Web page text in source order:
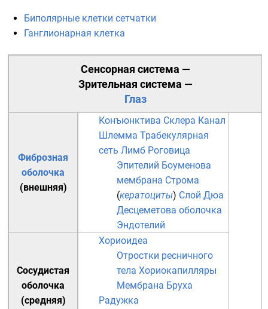
Биполярные клетки сетчатки
Ганглионарная клетка
Сенсорная система —
Зрительная система —
Глаз
Фиброзная
оболочка
(внешняя)
Конъюнктива Склера Канал
Шлемма Трабекулярная
сеть Лимб Роговица
Эпителий Боуменова
мембрана Строма
(кератоциты) Слой Дюа
Десцеметова оболочка
Эндотелий
Сосудистая
оболочка
(средняя)
Хориоидеа
Отростки ресничного
тела Хориокапилляры
Мембрана Бруха
Радужка